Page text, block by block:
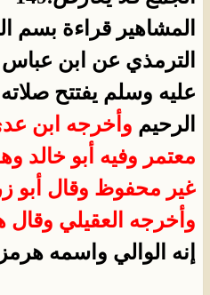
المشاهير قراءة بسم
الترمذي عن ابن
عليه وسلم يفتتح
الرحيم وأخرجه ابن
معتمر وفيه أبو خالد
غير محفوظ وقال أبو
وأخرجه العقيلي
إنه الوالي واسمه